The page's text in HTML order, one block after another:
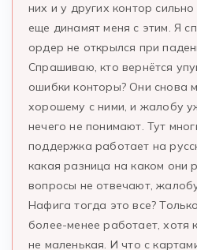
них и у других контор
еще динамят меня с этим. Я
ордер не открылся при
Спрашиваю, кто вернётся
ошибки конторы? Они снова
хорошему с ними, и жалобу
нечего не понимают. Тут
поддержка работает на
какая разница на каком они
вопросы не отвечают,
Нафига тогда это все?
более-менее работает, хотя
не маленькая. И что с